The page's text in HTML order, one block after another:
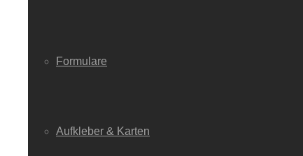
Formulare
Aufkleber & Karten